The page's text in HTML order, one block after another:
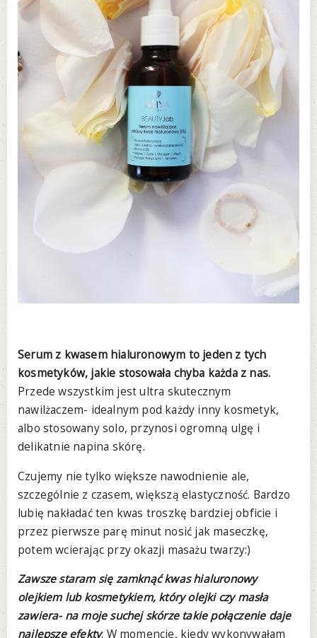
Serum z kwasem hialuronowym to jeden z tych
kosmetyków, jakie stosowała chyba każda z nas.
Przede wszystkim jest ultra skutecznym
nawilżaczem- idealnym pod każdy inny kosmetyk,
albo stosowany solo, przynosi ogromną ulgę i
delikatnie napina skórę.
Czujemy nie tylko większe nawodnienie ale,
szczególnie z czasem, większą elastyczność. Bardzo
lubię nakładać ten kwas troszkę bardziej obficie i
przez pierwsze parę minut nosić jak maseczkę,
potem wcierając przy okazji masażu twarzy:)
Zawsze staram się zamknąć kwas hialuronowy
olejkiem lub kosmetykiem, który olejki czy masła
zawiera- na moje suchej skórze takie połączenie daje
najlepsze efekty. W momencie, kiedy wykonywałam